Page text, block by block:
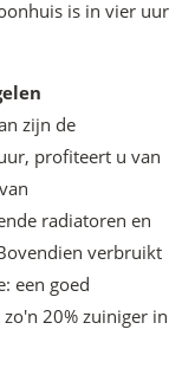
is in vier uur
zijn de
profiteert u van
radiatoren en
verbruikt
een goed
20% zuiniger in